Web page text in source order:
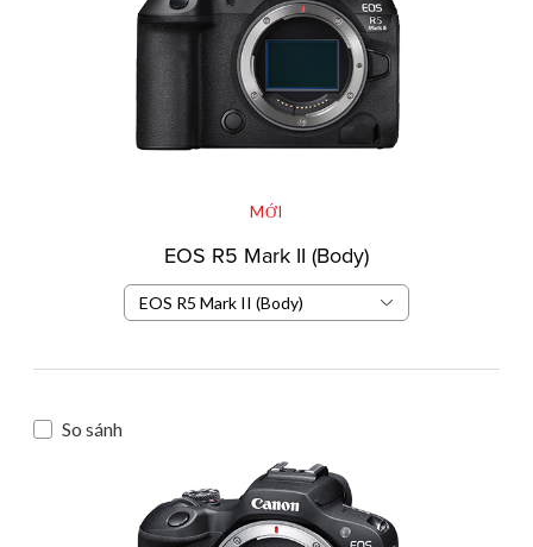
MỚI
EOS R5 Mark II (Body)
EOS R5 Mark II (Body)
So sánh